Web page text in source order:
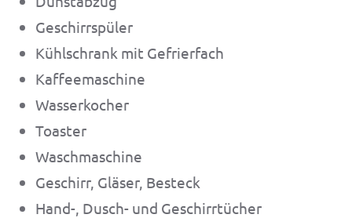
Geschirrspüler
Kühlschrank mit Gefrierfach
Kaffeemaschine
Wasserkocher
Toaster
Waschmaschine
Geschirr, Gläser, Besteck
Hand-, Dusch- und Geschirrtücher